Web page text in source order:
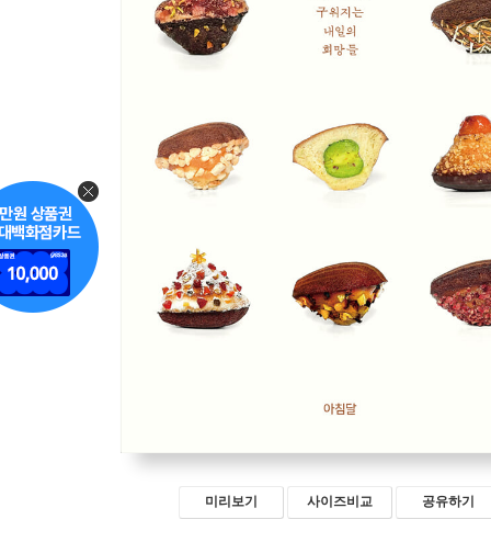
미리보기 사이즈비교 공유하기